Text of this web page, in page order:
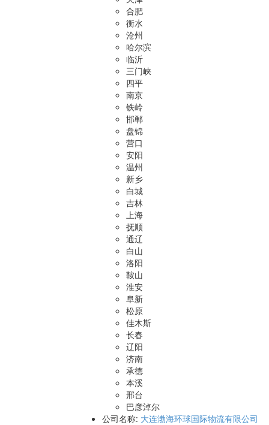
合肥
衡水
沧州
哈尔滨
临沂
三门峡
四平
南京
铁岭
邯郸
盘锦
营口
安阳
温州
新乡
白城
吉林
上海
抚顺
通辽
白山
洛阳
鞍山
淮安
阜新
松原
佳木斯
长春
辽阳
济南
承德
本溪
邢台
巴彦淖尔
公司名称: 大连渤海环球国际物流有限公司